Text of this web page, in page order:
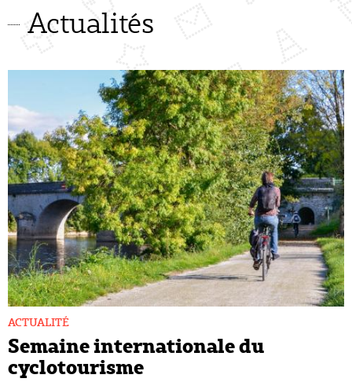
Actualités
Semaine internationale du
cyclotourisme
ACTUALITÉ